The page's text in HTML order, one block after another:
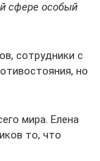
сфере особый
сотрудники с
но
мира. Елена
то, что